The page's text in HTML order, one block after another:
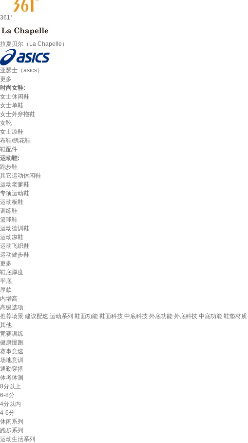
361°
拉夏贝尔（La Chapelle）
亚瑟士（asics）
更多
时尚女鞋:
女士休闲鞋
女士单鞋
女士外穿拖鞋
女靴
女士凉鞋
布鞋/绣花鞋
鞋配件
运动鞋:
跑步鞋
其它运动休闲鞋
运动老爹鞋
专项运动鞋
运动板鞋
训练鞋
篮球鞋
运动德训鞋
运动凉鞋
运动飞织鞋
运动健步鞋
更多
鞋底厚度:
平底
厚款
内增高
高级选项:
推荐场景 建议配速 运动系列 鞋面功能 鞋面科技 中底科技 外底功能 外底科技 中底功能 鞋垫材质
其他
竞赛训练
健康慢跑
赛事竞速
场地竞训
通勤穿搭
体考体测
8分以上
6-8分
4分以内
4-6分
休闲系列
跑步系列
运动生活系列